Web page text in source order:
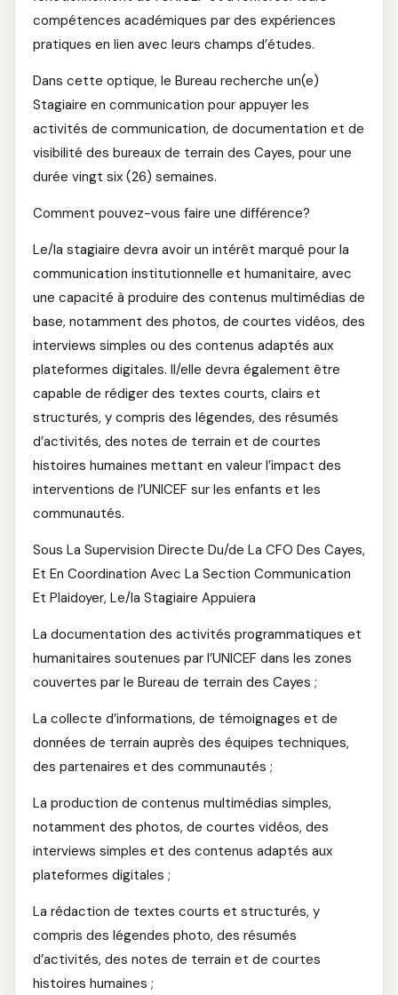
compétences académiques par des expériences
pratiques en lien avec leurs champs d’études.
Dans cette optique, le Bureau recherche un(e)
Stagiaire en communication pour appuyer les
activités de communication, de documentation et de
visibilité des bureaux de terrain des Cayes, pour une
durée vingt six (26) semaines.
Comment pouvez-vous faire une différence?
Le/la stagiaire devra avoir un intérêt marqué pour la
communication institutionnelle et humanitaire, avec
une capacité à produire des contenus multimédias de
base, notamment des photos, de courtes vidéos, des
interviews simples ou des contenus adaptés aux
plateformes digitales. Il/elle devra également être
capable de rédiger des textes courts, clairs et
structurés, y compris des légendes, des résumés
d’activités, des notes de terrain et de courtes
histoires humaines mettant en valeur l’impact des
interventions de l’UNICEF sur les enfants et les
communautés.
Sous La Supervision Directe Du/de La CFO Des Cayes,
Et En Coordination Avec La Section Communication
Et Plaidoyer, Le/la Stagiaire Appuiera
La documentation des activités programmatiques et
humanitaires soutenues par l’UNICEF dans les zones
couvertes par le Bureau de terrain des Cayes ;
La collecte d’informations, de témoignages et de
données de terrain auprès des équipes techniques,
des partenaires et des communautés ;
La production de contenus multimédias simples,
notamment des photos, de courtes vidéos, des
interviews simples et des contenus adaptés aux
plateformes digitales ;
La rédaction de textes courts et structurés, y
compris des légendes photo, des résumés
d’activités, des notes de terrain et de courtes
histoires humaines ;